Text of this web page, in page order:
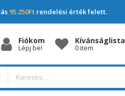
95.250Ft rendelési érték felett.
Fiókom
Lépj be!
Kívánságlista
0 item